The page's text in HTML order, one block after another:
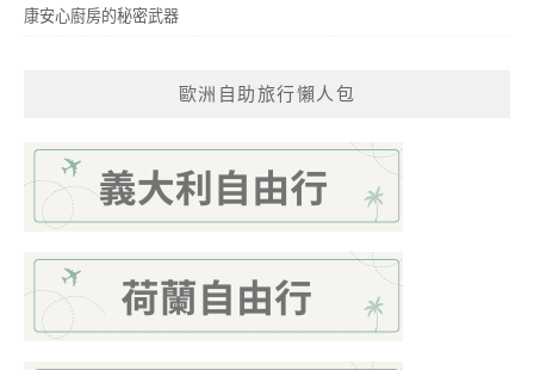
康安心廚房的秘密武器
歐洲自助旅行懶人包